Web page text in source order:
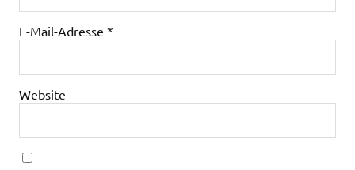
E-Mail-Adresse *
Website